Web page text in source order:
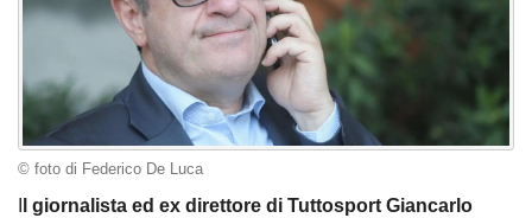
© foto di Federico De Luca
l giornalista ed ex direttore di Tuttosport Giancarlo